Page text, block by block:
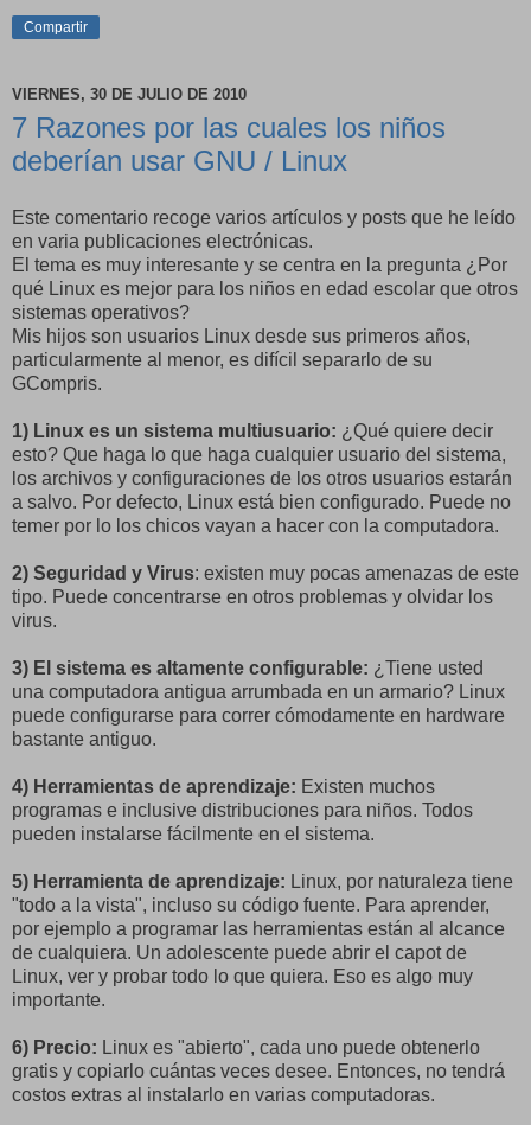
Compartir
VIERNES, 30 DE JULIO DE 2010
7 Razones por las cuales los niños
deberían usar GNU / Linux
Este comentario recoge varios artículos y posts que he leído
en varia publicaciones electrónicas.
El tema es muy interesante y se centra en la pregunta ¿Por
qué Linux es mejor para los niños en edad escolar que otros
sistemas operativos?
Mis hijos son usuarios Linux desde sus primeros años,
particularmente al menor, es difícil separarlo de su
GCompris.
1) Linux es un sistema multiusuario: ¿Qué quiere decir
esto? Que haga lo que haga cualquier usuario del sistema,
los archivos y configuraciones de los otros usuarios estarán
a salvo. Por defecto, Linux está bien configurado. Puede no
temer por lo los chicos vayan a hacer con la computadora.
2) Seguridad y Virus: existen muy pocas amenazas de este
tipo. Puede concentrarse en otros problemas y olvidar los
virus.
3) El sistema es altamente configurable: ¿Tiene usted
una computadora antigua arrumbada en un armario? Linux
puede configurarse para correr cómodamente en hardware
bastante antiguo.
4) Herramientas de aprendizaje: Existen muchos
programas e inclusive distribuciones para niños. Todos
pueden instalarse fácilmente en el sistema.
5) Herramienta de aprendizaje: Linux, por naturaleza tiene
"todo a la vista", incluso su código fuente. Para aprender,
por ejemplo a programar las herramientas están al alcance
de cualquiera. Un adolescente puede abrir el capot de
Linux, ver y probar todo lo que quiera. Eso es algo muy
importante.
6) Precio: Linux es "abierto", cada uno puede obtenerlo
gratis y copiarlo cuántas veces desee. Entonces, no tendrá
costos extras al instalarlo en varias computadoras.